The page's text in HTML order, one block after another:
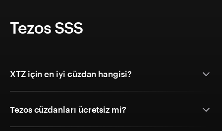
Tezos SSS
XTZ için en iyi cüzdan hangisi?
Tezos cüzdanları ücretsiz mi?